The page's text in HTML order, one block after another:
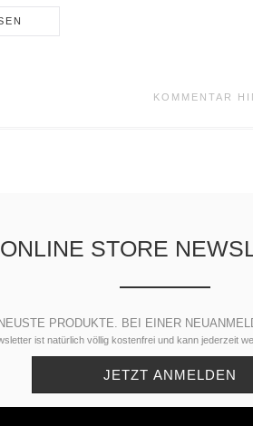
KOMMENTAR
ONLINE STORE
PRODUKTE. BEI EINER
ist natürlich völlig kostenfrei und kann jederzeit